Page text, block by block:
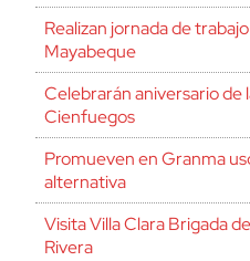
Realizan jornada de
Mayabeque
Celebrarán aniversario de
Cienfuegos
Promueven en Granma
alternativa
Visita Villa Clara Brigada
Rivera